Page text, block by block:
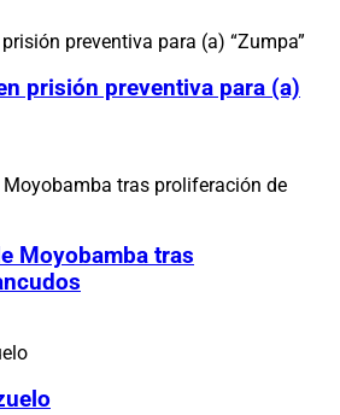
prisión preventiva para (a)
Moyobamba tras